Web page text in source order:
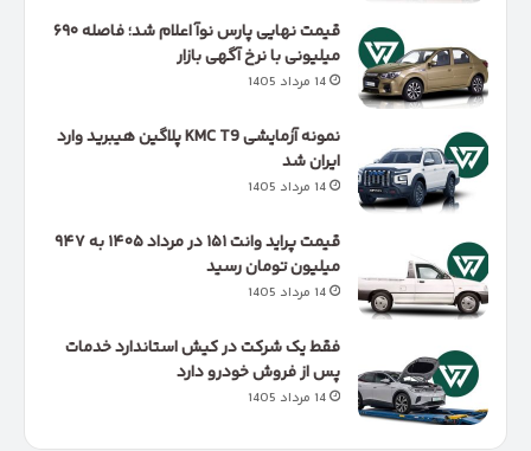
قیمت نهایی پارس نوآ اعلام شد؛ فاصله ۶۹۰
میلیونی با نرخ آگهی بازار
14 مرداد 1405
نمونه آزمایشی KMC T9 پلاگین هیبرید وارد
ایران شد
14 مرداد 1405
قیمت پراید وانت ۱۵۱ در مرداد ۱۴۰۵ به ۹۴۷
میلیون تومان رسید
14 مرداد 1405
فقط یک شرکت در کیش استاندارد خدمات
پس از فروش خودرو دارد
14 مرداد 1405